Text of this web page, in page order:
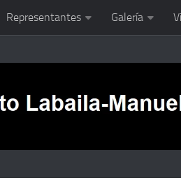
Representantes Galería